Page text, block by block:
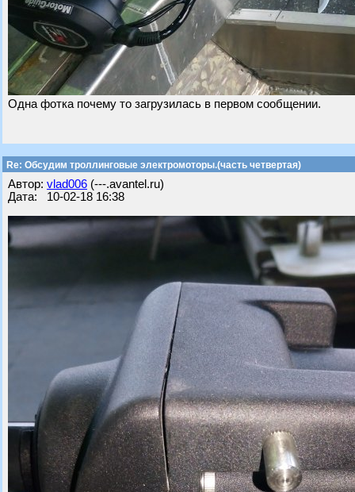
Одна фотка почему то загрузилась в первом сообщении.
Re: Обсудим троллинговые электромоторы.(часть четвертая)
Автор: vlad006 (---.avantel.ru)
Дата: 10-02-18 16:38